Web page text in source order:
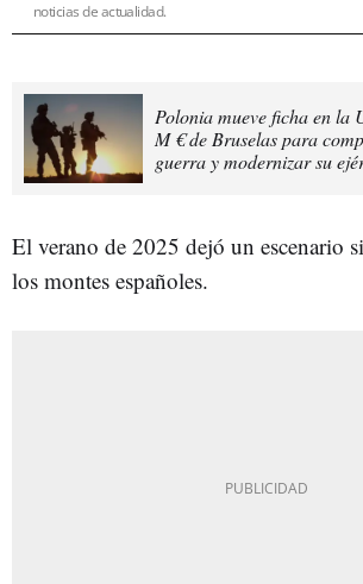
noticias de actualidad.
Polonia mueve ficha en la
M € de Bruselas para
guerra y modernizar su
El verano de 2025 dejó un escenario
los montes españoles.